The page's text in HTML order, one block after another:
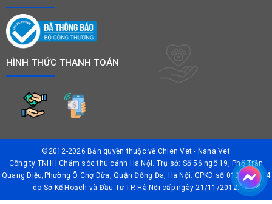
HÌNH THỨC THANH TOÁN
©2012-2026 Bản quyền thuộc về Chien Vet - Nana Vet
Công ty TNHH Chăm sóc thú cảnh Hà Nội. Trụ sở: Số 56 ngõ 19, Phố Trần
Quang Diệu,Phường Ô Chợ Dừa, Quận Đống Đa, Hà Nội. GPKD số 0106042874
do Sở Kế Hoạch và Đầu Tư TP. Hà Nội cấp ngày 21/11/2012.